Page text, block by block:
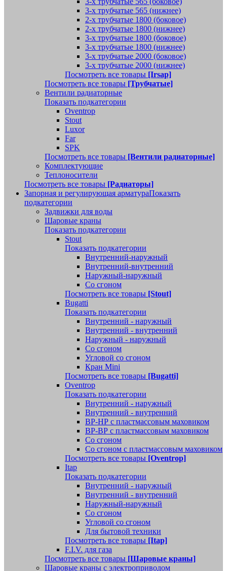
3-х трубчатые 565 (нижнее)
2-х трубчатые 1800 (боковое)
2-х трубчатые 1800 (нижнее)
3-х трубчатые 1800 (боковое)
3-х трубчатые 1800 (нижнее)
3-х трубчатые 2000 (боковое)
3-х трубчатые 2000 (нижнее)
Посмотреть все товары [Irsap]
Посмотреть все товары [Трубчатые]
Вентили радиаторные
Показать подкатегории
Oventrop
Stout
Luxor
Far
SPK
Посмотреть все товары [Вентили радиаторные]
Комплектующие
Теплоносители
Посмотреть все товары [Радиаторы]
Запорная и регулирующая арматураПоказать
подкатегории
Задвижки для воды
Шаровые краны
Показать подкатегории
Stout
Показать подкатегории
Внутренний-наружный
Внутренний-внутренний
Наружный-наружный
Со сгоном
Посмотреть все товары [Stout]
Bugatti
Показать подкатегории
Внутренний - наружный
Внутренний - внутренний
Наружный - наружный
Со сгоном
Угловой со сгоном
Кран Mini
Посмотреть все товары [Bugatti]
Oventrop
Показать подкатегории
Внутренний - наружный
Внутренний - внутренний
ВР-НР с пластмассовым маховиком
ВР-ВР с пластмассовым маховиком
Со сгоном
Со сгоном с пластмассовым маховиком
Посмотреть все товары [Oventrop]
Itap
Показать подкатегории
Внутренний - наружный
Внутренний - внутренний
Наружный-наружный
Со сгоном
Угловой со сгоном
Для бытовой техники
Посмотреть все товары [Itap]
F.I.V. для газа
Посмотреть все товары [Шаровые краны]
Шаровые краны с электроприводом